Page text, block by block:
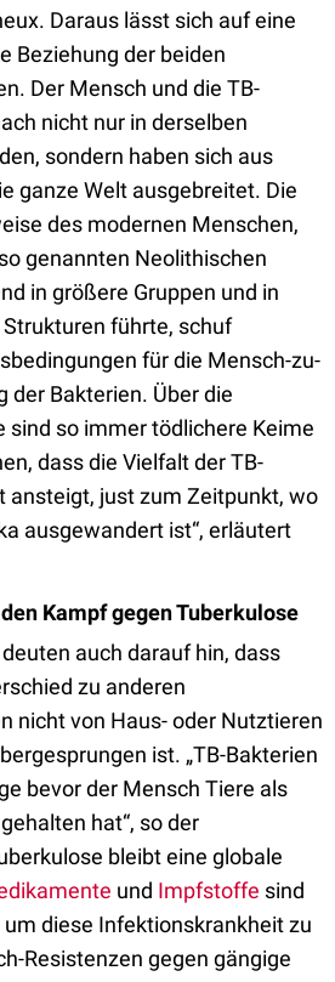
Daraus lässt sich auf eine
Beziehung der beiden
Der Mensch und die TB-
nicht nur in derselben
sondern haben sich aus
ganze Welt ausgebreitet. Die
des modernen Menschen,
genannten Neolithischen
in größere Gruppen und in
führte, schuf
für die Mensch-zu-
der Bakterien. Über die
sind so immer tödlichere Keime
dass die Vielfalt der TB-
ansteigt, just zum Zeitpunkt, wo
ausgewandert ist“, erläutert
Kampf gegen Tuberkulose
auch darauf hin, dass
zu anderen
nicht von Haus- oder Nutztieren
ist. „TB-Bakterien
bevor der Mensch Tiere als
hat“, so der
bleibt eine globale
und Impfstoffe sind
diese Infektionskrankheit zu
Resistenzen gegen gängige